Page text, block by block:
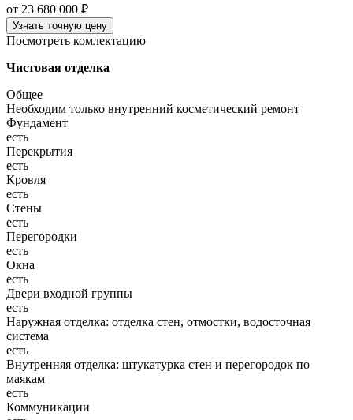
от 23 680 000 ₽
Узнать точную цену
Посмотреть комлектацию
Чистовая отделка
Общее
Необходим только внутренний косметический ремонт
Фундамент
есть
Перекрытия
есть
Кровля
есть
Стены
есть
Перегородки
есть
Окна
есть
Двери входной группы
есть
Наружная отделка: отделка стен, отмостки, водосточная
система
есть
Внутренняя отделка: штукатурка стен и перегородок по
маякам
есть
Коммуникации